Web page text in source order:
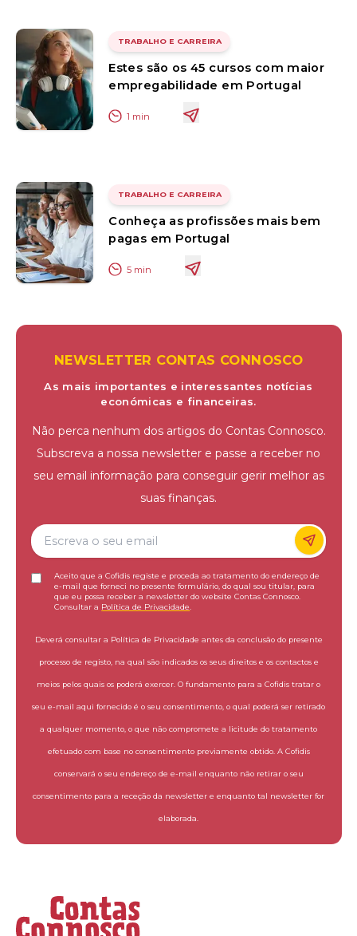
TRABALHO E CARREIRA
Estes são os 45 cursos com maior
empregabilidade em Portugal
1 min
TRABALHO E CARREIRA
Conheça as profissões mais bem
pagas em Portugal
5 min
NEWSLETTER CONTAS CONNOSCO
As mais importantes e interessantes notícias
económicas e financeiras.
Não perca nenhum dos artigos do Contas Connosco.
Subscreva a nossa newsletter e passe a receber no
seu email informação para conseguir gerir melhor as
suas finanças.
Aceito que a Cofidis registe e proceda ao tratamento do endereço de
e-mail que forneci no presente formulário, do qual sou titular, para
que eu possa receber a newsletter do website Contas Connosco.
Consultar a Política de Privacidade
Deverá consultar a Política de Privacidade antes da conclusão do presente
processo de registo, na qual são indicados os seus direitos e os contactos e
meios pelos quais os poderá exercer. O fundamento para a Cofidis tratar o
seu e-mail aqui fornecido é o seu consentimento, o qual poderá ser retirado
a qualquer momento, o que não compromete a licitude do tratamento
efetuado com base no consentimento previamente obtido. A Cofidis
conservará o seu endereço de e-mail enquanto não retirar o seu
consentimento para a receção da newsletter e enquanto tal newsletter for
elaborada.